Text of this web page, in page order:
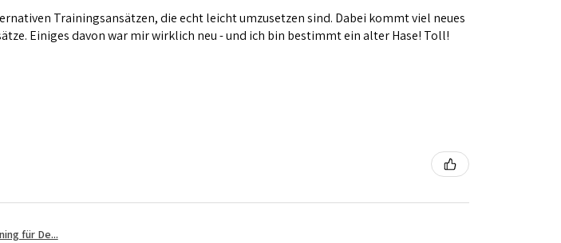
Trainingsansätzen, die echt leicht umzusetzen sind. Dabei kommt viel neues
Einiges davon war mir wirklich neu - und ich bin bestimmt ein alter Hase! Toll!
für De...